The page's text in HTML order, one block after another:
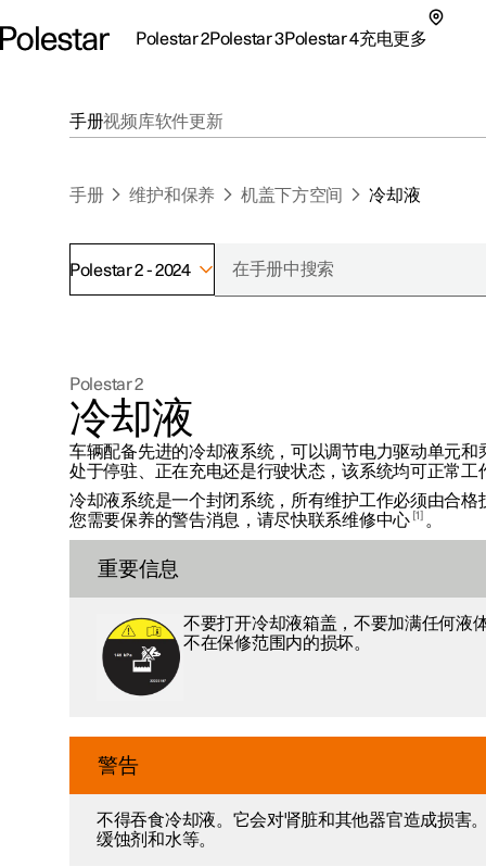
Polestar 2Polestar 3Polestar 4充电更多
联系我们
极星官方二手车
探索Polestar 3
联系我们
公共充电
家庭充电
车主服务
注册新闻
（在新窗
手册视频库软件更新
手册 维护和保养 机盖下方空间 冷却液
Polestar 2 - 2024
Polestar 2
冷却液
车辆配备先进的冷却液系统，可以调节电力驱动单元和
处于停驻、正在充电还是行驶状态，该系统均可正常工
冷却液系统是一个封闭系统，所有维护工作必须由合格
您需要保养的警告消息，请尽快联系维修中心 1 。
重要信息
不要打开冷却液箱盖，不要加满任何液
不在保修范围内的损坏。
警告
不得吞食冷却液。它会对肾脏和其他器官造成损害
缓蚀剂和水等。